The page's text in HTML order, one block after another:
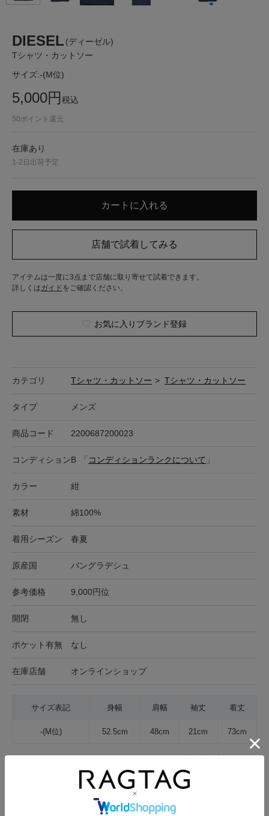
DIESEL (ディーゼル)
Tシャツ・カットソー
サイズ:-(M位)
5,000円税込
50ポイント還元
在庫あり
1-2日出荷予定
アイテムは一度に3点まで店舗に取り寄せて試着できます。
詳しくはガイド をご確認ください。
お気に入りブランド登録
カテゴリ Tシャツ・カットソー > Tシャツ・カットソー
タイプ メンズ
商品コード 2200687200023
コンディションB 「 コンディションランクについて 」
カラー 紺
素材 綿100%
着用シーズン 春夏
原産国 バングラデシュ
参考価格 9,000円位
開閉 無し
ポケット有無 なし
在庫店舗 オンラインショップ
サイズ表記 身幅 肩幅 袖丈 着丈
-(M位) 52.5cm 48cm 21cm 73cm
普通